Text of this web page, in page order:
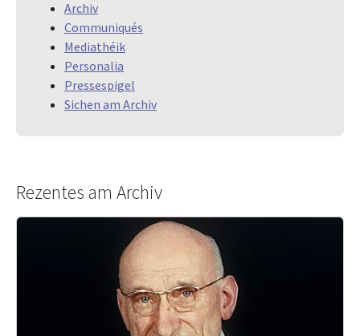
Archiv
Communiqués
Mediathéik
Personalia
Pressespigel
Sichen am Archiv
Rezentes am Archiv